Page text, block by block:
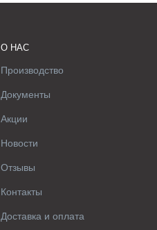
О НАС
Производство
Документы
Акции
Новости
Отзывы
Контакты
Доставка и оплата